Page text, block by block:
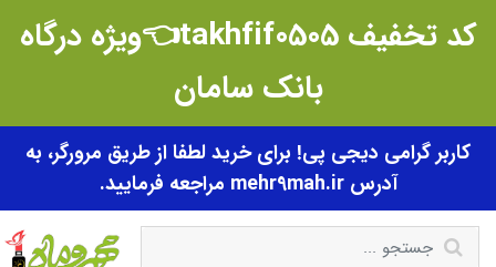
کد تخفیف takhfif0505👈ویژه درگاه
بانک سامان
کاربر گرامی دیجی پی! برای خرید لطفا از طریق مرورگر، به
آدرس mehr9mah.ir مراجعه فرمایید.